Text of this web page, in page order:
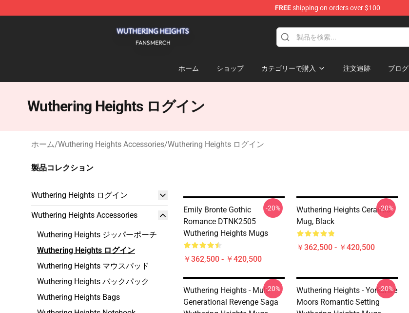
FREEshipping on orders over $100
ホーム ショップ カテゴリーで購入 注文追跡 ブログ
Wuthering Heights ログイン
ホーム/Wuthering Heights Accessories/Wuthering Heights ログイン
製品コレクション
Wuthering Heights ログイン
Wuthering Heights Accessories
Wuthering Heights ジッパーポーチ
Wuthering Heights ログイン
Wuthering Heights マウスパッド
Wuthering Heights バックパック
Wuthering Heights Bags
Emily Bronte Gothic
Romance DTNK2505
Wuthering Heights Mugs
￥362,500 - ￥420,500
-20%
Wuthering Heights Ceramic
Mug, Black
￥362,500 - ￥420,500
-20%
Wuthering Heights - Multi
Generational Revenge Saga
-20%
Wuthering Heights - Yorkshire
Moors Romantic Setting
-20%